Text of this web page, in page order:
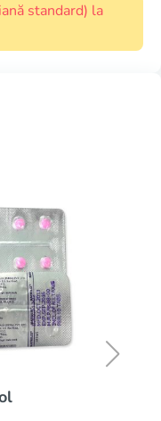
standard) la